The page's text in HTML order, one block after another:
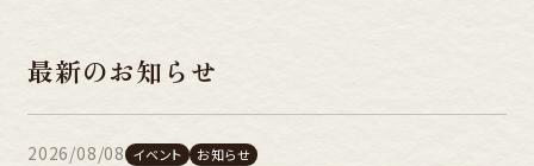
最新のお知らせ
2026/08/08 イベント お知らせ